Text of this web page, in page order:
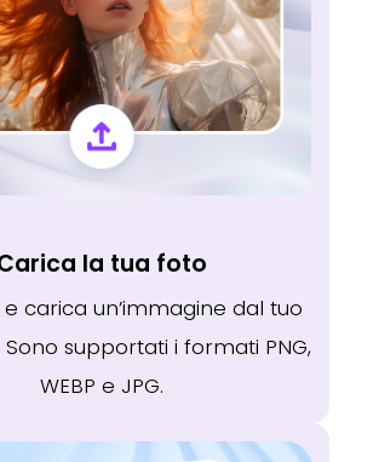
la tua foto
carica un’immagine dal tuo
Sono supportati i formati PNG,
WEBP e JPG.